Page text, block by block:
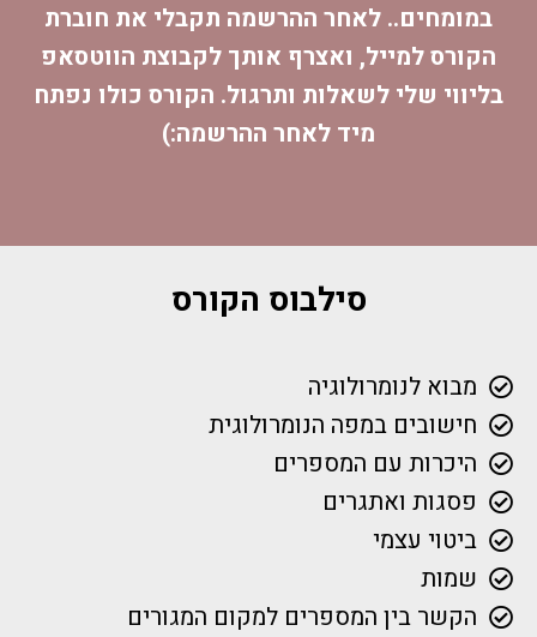
במומחים.. לאחר ההרשמה תקבלי את חוברת
הקורס למייל, ואצרף אותך לקבוצת הווטסאפ
בליווי שלי לשאלות ותרגול. הקורס כולו נפתח
מיד לאחר ההרשמה:)
סילבוס הקורס
מבוא לנומרולוגיה
חישובים במפה הנומרולוגית
היכרות עם המספרים
פסגות ואתגרים
ביטוי עצמי
שמות
הקשר בין המספרים למקום המגורים